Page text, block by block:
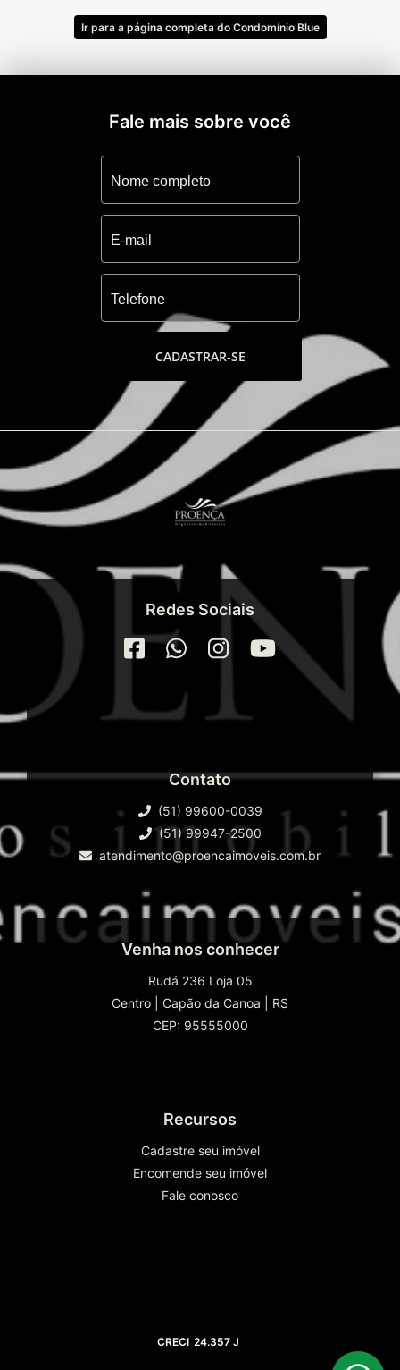
Ir para a página completa do Condomínio Blue
Fale mais sobre você
CADASTRAR-SE
Redes Sociais
Contato
(51) 99600-0039
(51) 99947-2500
atendimento@proencaimoveis.com.br
Venha nos conhecer
Rudá 236 Loja 05
Centro
Capão da Canoa
RS
CEP: 95555000
Recursos
Cadastre seu imóvel
Encomende seu imóvel
Fale conosco
CRECI 24.357 J